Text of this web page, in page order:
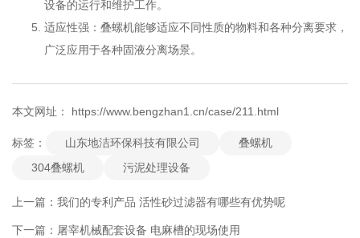
设备的运行和维护工作。
适应性强：叠螺机能够适应不同性质的物料和各种分离要求，
广泛应用于各种固液分离场景。
本文网址： https://www.bengzhan1.cn/case/211.html
标签： 山东地洁环保科技有限公司
叠螺机
304叠螺机
污泥处理设备
上一篇： 我们的专利产品 活性砂过滤器有哪些有优势呢
下一篇： 屠宰机械配套设备 电麻槽的现场使用